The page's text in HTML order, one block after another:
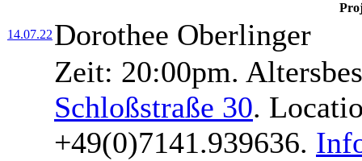
14.07.22 Dorothee Oberlinger
Zeit: 20:00pm.
Schloßstraße 30.
+49(0)7141.939636.